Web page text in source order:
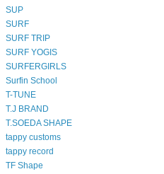
SUP
SURF
SURF TRIP
SURF YOGIS
SURFERGIRLS
Surfin School
T-TUNE
T.J BRAND
T.SOEDA SHAPE
tappy customs
tappy record
TF Shape